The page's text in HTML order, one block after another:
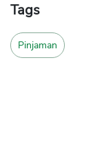
Tags
Pinjaman